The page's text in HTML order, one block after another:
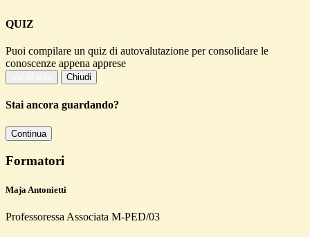
QUIZ
Puoi compilare un quiz di autovalutazione per consolidare le
conoscenze appena apprese
Chiudi
Stai ancora guardando?
Continua
Formatori
Maja Antonietti
Professoressa Associata M-PED/03